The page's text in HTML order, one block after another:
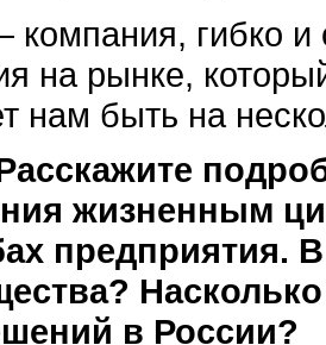
компания, гибко
на рынке,
нам быть на
жизненным
предприятия.
в России?